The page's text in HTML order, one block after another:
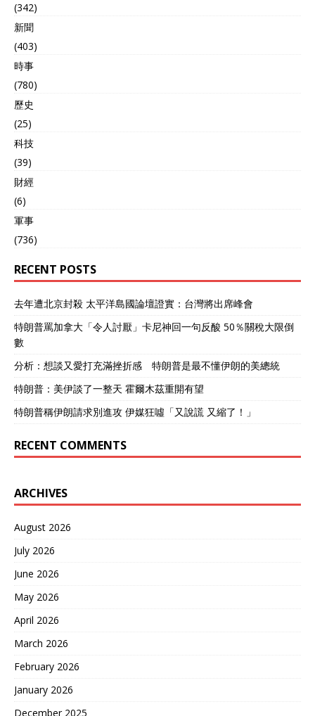
(342)
新聞
(403)
時事
(780)
歷史
(25)
科技
(39)
財經
(6)
軍事
(736)
RECENT POSTS
去年遭北京封殺 太平洋島國論壇證實：台灣將出席峰會
特朗普罵加拿大「令人討厭」卡尼神回一句反酸 50％關稅大限倒
數
分析：想談又愛打充滿挫折感 特朗普是最不懂伊朗的美總統
特朗普：美伊談了一整天 霍爾木茲重開有望
特朗普稱伊朗請求別進攻 伊媒狂噓「又說謊 又縮了！」
RECENT COMMENTS
ARCHIVES
August 2026
July 2026
June 2026
May 2026
April 2026
March 2026
February 2026
January 2026
December 2025